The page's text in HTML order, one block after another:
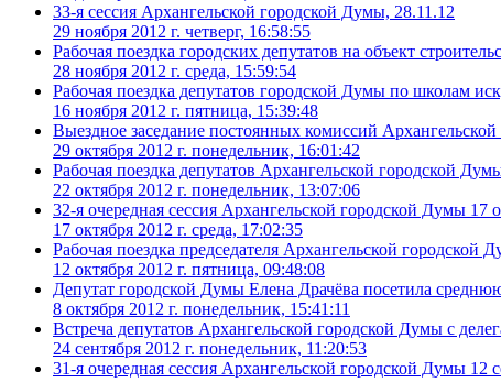
33-я сессия Архангельской городской Думы, 28.11.12
29 ноября 2012 г. четверг, 16:58:55
Рабочая поездка городских депутатов на объект
28 ноября 2012 г. среда, 15:59:54
Рабочая поездка депутатов городской Думы по школам
16 ноября 2012 г. пятница, 15:39:48
Выездное заседание постоянных комиссий
29 октября 2012 г. понедельник, 16:01:42
Рабочая поездка депутатов Архангельской городской
22 октября 2012 г. понедельник, 13:07:06
32-я очередная сессия Архангельской городской Думы 17
17 октября 2012 г. среда, 17:02:35
Рабочая поездка председателя Архангельской
12 октября 2012 г. пятница, 09:48:08
Депутат городской Думы Елена Драчёва посетила
8 октября 2012 г. понедельник, 15:41:11
Встреча депутатов Архангельской городской Думы с
24 сентября 2012 г. понедельник, 11:20:53
31-я очередная сессия Архангельской городской Думы 12